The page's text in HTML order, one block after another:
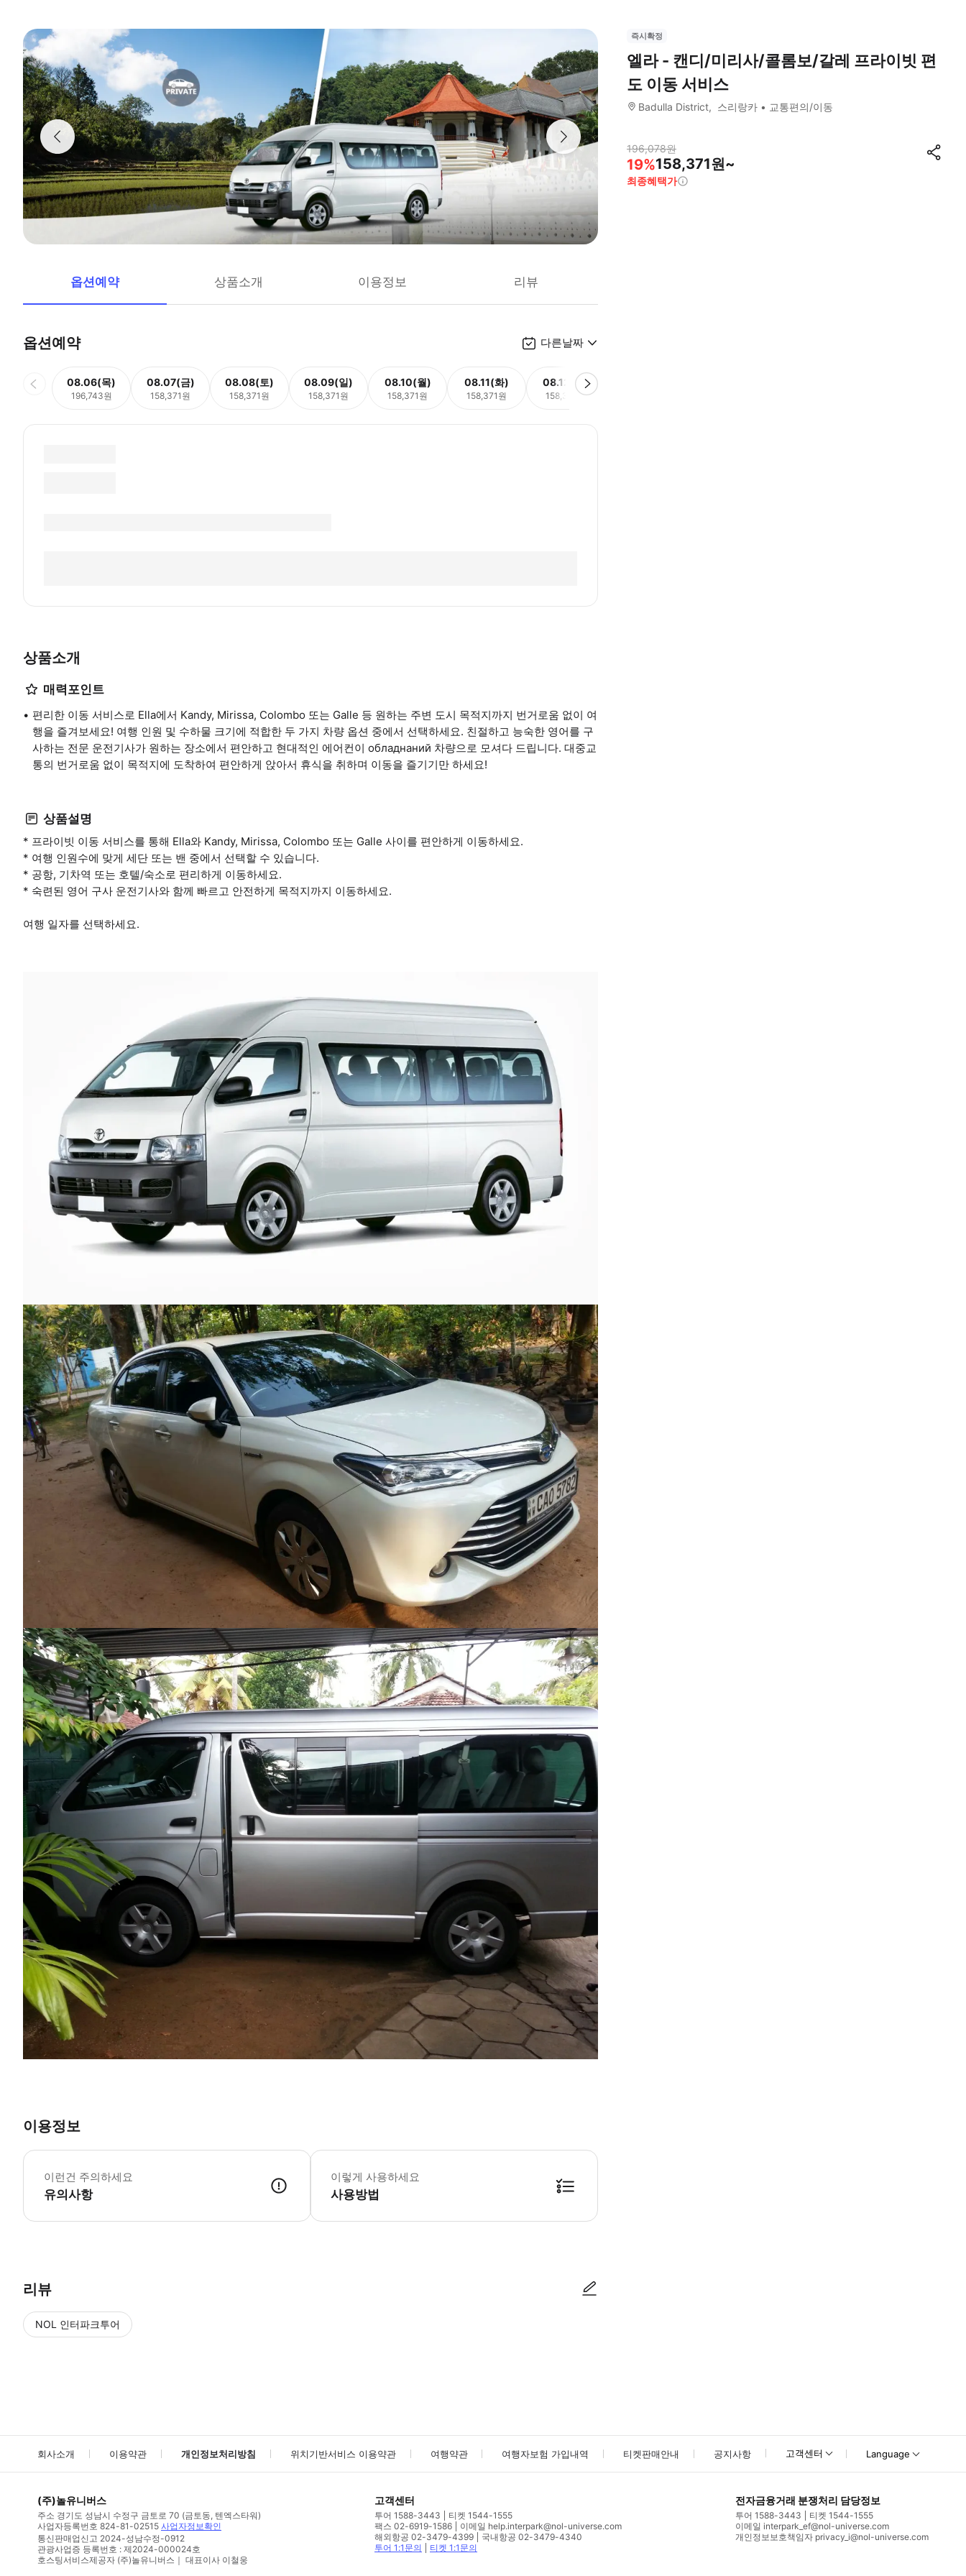
옵션예약 상품소개 이용정보 리뷰
옵션예약 다른날짜
08.06(목)
196,743원
08.07(금)
158,371원
08.08(토)
158,371원
08.09(일)
158,371원
08.10(월)
158,371원
08.11(화)
158,371원
08.12(수)
158,371원
상품소개
매력포인트
편리한 이동 서비스로 Ella에서 Kandy, Mirissa, Colombo 또는 Galle 등 원하는 주변 도시 목적지까지 번거로움 없이 여
행을 즐겨보세요! 여행 인원 및 수하물 크기에 적합한 두 가지 차량 옵션 중에서 선택하세요. 친절하고 능숙한 영어를 구
사하는 전문 운전기사가 원하는 장소에서 편안하고 현대적인 에어컨이 обладнаний 차량으로 모셔다 드립니다. 대중교
통의 번거로움 없이 목적지에 도착하여 편안하게 앉아서 휴식을 취하며 이동을 즐기기만 하세요!
상품설명
* 프라이빗 이동 서비스를 통해 Ella와 Kandy, Mirissa, Colombo 또는 Galle 사이를 편안하게 이동하세요.
* 여행 인원수에 맞게 세단 또는 밴 중에서 선택할 수 있습니다.
* 공항, 기차역 또는 호텔/숙소로 편리하게 이동하세요.
* 숙련된 영어 구사 운전기사와 함께 빠르고 안전하게 목적지까지 이동하세요.
여행 일자를 선택하세요.
이용정보
이런건 주의하세요
유의사항
- 추가정보 * 아동용 카시트 또는 유아용 캡슐은 제공되지 않습니다. 유아는 성인의 무릎에 앉혀야 합니다. * 기사님이 호텔, 기차역 또는 기타 지정된 픽업
이렇게 사용하세요
사용방법
리뷰
NOL 인터파크투어
즉시확정
엘라 - 캔디/미리사/콜롬보/갈레 프라이빗 편
도 이동 서비스
Badulla District 스리랑카 교통편의/이동
196,078원
19%158,371원~
최종혜택가
회사소개 이용약관 개인정보처리방침 위치기반서비스 이용약관 여행약관 여행자보험 가입내역 티켓판매안내 공지사항 고객센터 Language
(주)놀유니버스
주소 경기도 성남시 수정구 금토로 70 (금토동, 텐엑스타워)
사업자등록번호 824-81-02515 사업자정보확인
통신판매업신고 2024-성남수정-0912
관광사업증 등록번호 : 제2024-000024호
호스팅서비스제공자 (주)놀유니버스｜ 대표이사 이철웅
고객센터
투어 1588-3443
티켓 1544-1555
팩스 02-6919-1586
이메일 help.interpark@nol-universe.com
해외항공 02-3479-4399
국내항공 02-3479-4340
투어 1:1문의
티켓 1:1문의
전자금융거래 분쟁처리 담당정보
투어 1588-3443
티켓 1544-1555
이메일 interpark_ef@nol-universe.com
개인정보보호책임자 privacy_i@nol-universe.com